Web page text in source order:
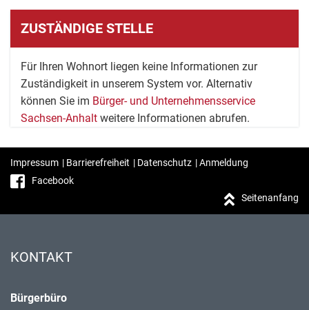
ZUSTÄNDIGE STELLE
Für Ihren Wohnort liegen keine Informationen zur
Zuständigkeit in unserem System vor. Alternativ
können Sie im Bürger- und Unternehmensservice
Sachsen-Anhalt weitere Informationen abrufen.
Impressum | Barrierefreiheit | Datenschutz |Anmeldung
Facebook
Seitenanfang
KONTAKT
Bürgerbüro